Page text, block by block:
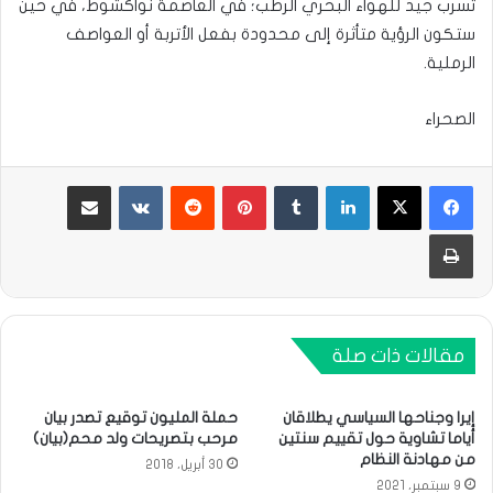
تسرب جيد للهواء البحري الرطب؛ في العاصمة نواكشوط، في حين
ستكون الرؤية متأثرة إلى محدودة بفعل الأتربة أو العواصف
الرملية.
الصحراء
لينكدإن بينتيريست مشاركة عبر البريد
طباعة
مقالات ذات صلة
إيرا وجناحها السياسي يطلاقان
أياما تشاوية حول تقييم سنتين
من مهادنة النظام
9 سبتمبر، 2021
حملة المليون توقيع تصدر بيان
مرحب بتصريحات ولد محم(بيان)
30 أبريل، 2018